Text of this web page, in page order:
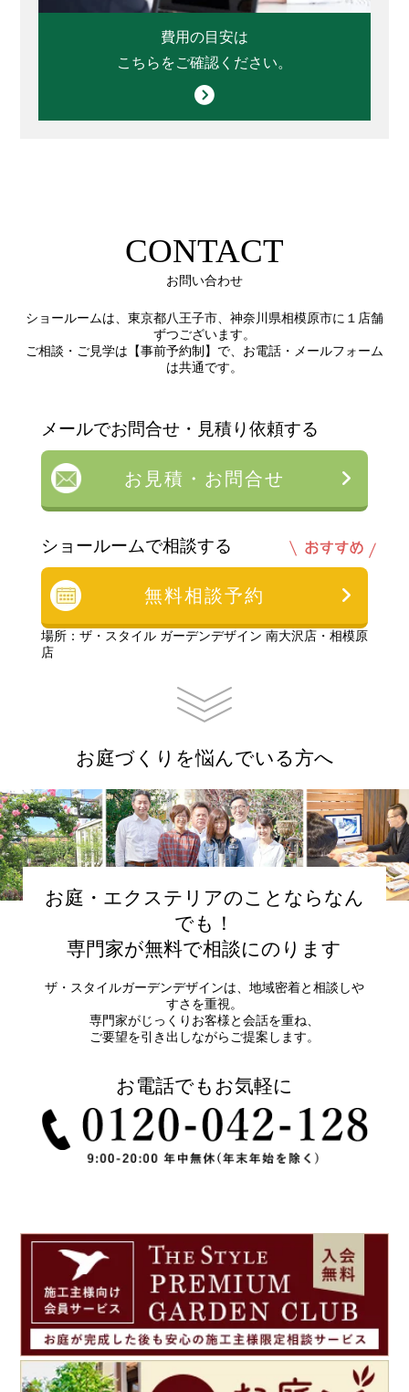
費用の目安は
こちらをご確認ください。
CONTACT
お問い合わせ
ショールームは、東京都八王子市、神奈川県相模原市に１店舗
ずつございます。
ご相談・ご見学は【事前予約制】で、お電話・メールフォーム
は共通です。
メールでお問合せ・見積り依頼する
お見積・お問合せ
ショールームで相談する
無料相談予約
場所：ザ・スタイル ガーデンデザイン 南大沢店・相模原
店
お庭づくりを悩んでいる方へ
お庭・エクステリアのことならなん
でも！
専門家が無料で相談にのります
ザ・スタイルガーデンデザインは、地域密着と相談しや
すさを重視。
専門家がじっくりお客様と会話を重ね、
ご要望を引き出しながらご提案します。
お電話でもお気軽に